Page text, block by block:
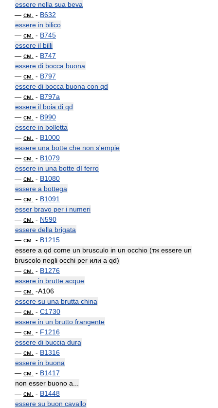
essere nella sua beva
— см. - B632
essere in bilico
— см. - B745
essere il billi
— см. - B747
essere di bocca buona
— см. - B797
essere di bocca buona con qd
— см. - B797a
essere il boia di qd
— см. - B990
essere in bolletta
— см. - B1000
essere una botte che non s'empie
— см. - B1079
essere in una botte dì ferro
— см. - B1080
essere a bottega
— см. - B1091
esser bravo per i numeri
— см. - N590
essere della brigata
— см. - B1215
essere a qd come un brusculo in un occhio (тж essere un
bruscolo negli occhi per или a qd)
— см. - B1276
essere in brutte acque
— см. -A106
essere su una brutta china
— см. - C1730
essere in un brutto frangente
— см. - F1216
essere di buccia dura
— см. - B1316
essere in buona
— см. - B1417
non esser buono a...
— см. - B1448
essere su buon cavallo